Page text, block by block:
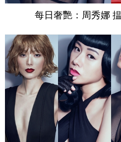
每日奢艷：周秀娜